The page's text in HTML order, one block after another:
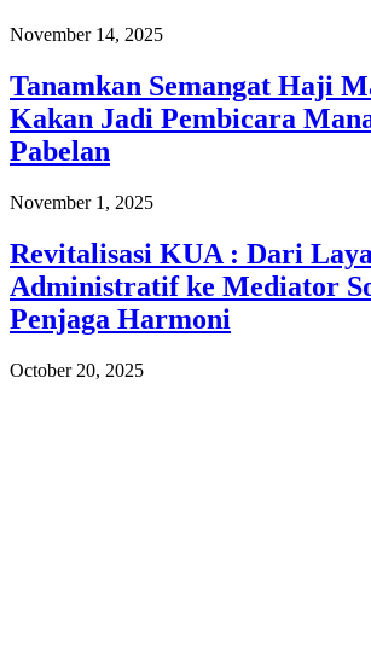
November 14, 2025
Tanamkan Semangat Haji
Kakan Jadi Pembicara
Pabelan
November 1, 2025
Revitalisasi KUA : Dari
Administratif ke Mediator
Penjaga Harmoni
October 20, 2025